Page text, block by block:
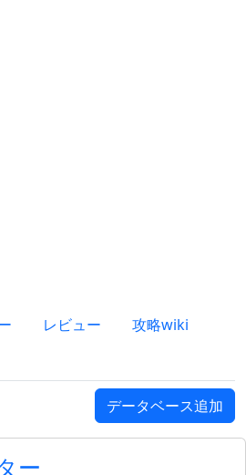
レビュー
攻略wiki
データベース追加
ー